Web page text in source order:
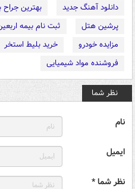
دانلود آهنگ جدید
بهترین
پرشین هتل
ثبت نام بیمه
مزایده خودرو
خرید بلیط استخر
فروشنده مواد شیمیایی
نظر شما
نام
ایمیل
نظر شما *